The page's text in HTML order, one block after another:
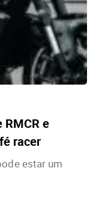
e
racer
estar um